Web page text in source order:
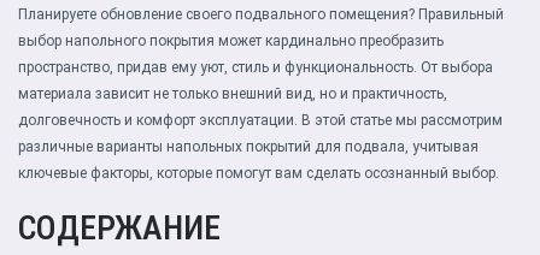
Планируете обновление своего подвального помещения? Правильный
выбор напольного покрытия может кардинально преобразить
пространство, придав ему уют, стиль и функциональность. От выбора
материала зависит не только внешний вид, но и практичность,
долговечность и комфорт эксплуатации. В этой статье мы рассмотрим
различные варианты напольных покрытий для подвала, учитывая
ключевые факторы, которые помогут вам сделать осознанный выбор.
СОДЕРЖАНИЕ